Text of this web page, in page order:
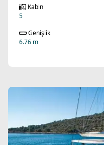
Kabin
5
Genişlik
6.76 m